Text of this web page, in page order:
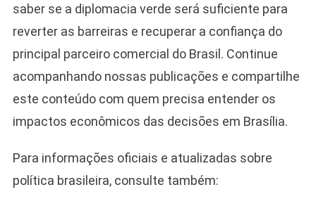
saber se a diplomacia verde será suficiente para
reverter as barreiras e recuperar a confiança do
principal parceiro comercial do Brasil. Continue
acompanhando nossas publicações e compartilhe
este conteúdo com quem precisa entender os
impactos econômicos das decisões em Brasília.
Para informações oficiais e atualizadas sobre
política brasileira, consulte também: